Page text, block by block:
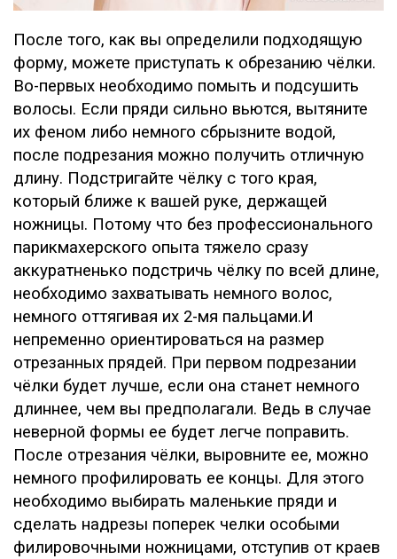
После того, как вы определили подходящую
форму, можете приступать к обрезанию чёлки.
Во-первых необходимо помыть и подсушить
волосы. Если пряди сильно вьются, вытяните
их феном либо немного сбрызните водой,
после подрезания можно получить отличную
длину. Подстригайте чёлку с того края,
который ближе к вашей руке, держащей
ножницы. Потому что без профессионального
парикмахерского опыта тяжело сразу
аккуратненько подстричь чёлку по всей длине,
необходимо захватывать немного волос,
немного оттягивая их 2-мя пальцами.И
непременно ориентироваться на размер
отрезанных прядей. При первом подрезании
чёлки будет лучше, если она станет немного
длиннее, чем вы предполагали. Ведь в случае
неверной формы ее будет легче поправить.
После отрезания чёлки, выровните ее, можно
немного профилировать ее концы. Для этого
необходимо выбирать маленькие пряди и
сделать надрезы поперек челки особыми
филировочными ножницами, отступив от краев